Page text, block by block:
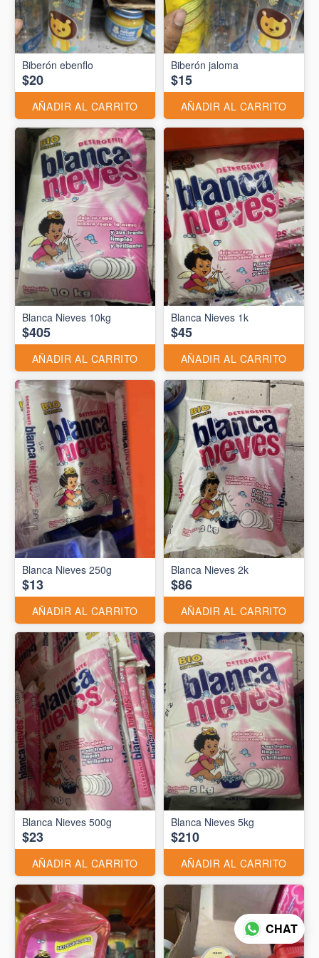
Biberón ebenflo
$20
AÑADIR AL CARRITO
Biberón jaloma
$15
AÑADIR AL CARRITO
Blanca Nieves 10kg
$405
AÑADIR AL CARRITO
Blanca Nieves 1k
$45
AÑADIR AL CARRITO
Blanca Nieves 250g
$13
AÑADIR AL CARRITO
Blanca Nieves 2k
$86
AÑADIR AL CARRITO
Blanca Nieves 500g
$23
AÑADIR AL CARRITO
Blanca Nieves 5kg
$210
AÑADIR AL CARRITO
CHAT